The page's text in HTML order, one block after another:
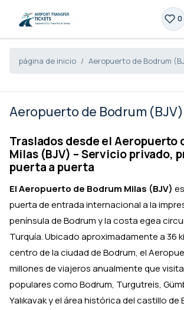
0
página de inicio Aeropuerto de Bodrum
Aeropuerto de Bodrum (BJV)
Traslados desde el Aeropuerto
Milas (BJV) – Servicio privado,
puerta a puerta
El Aeropuerto de Bodrum Milas (BJV)
puerta de entrada internacional a la
península de Bodrum y la costa egea
Turquía. Ubicado aproximadamente a 36
centro de la ciudad de Bodrum, el
millones de viajeros anualmente que
populares como Bodrum, Turgutreis,
Yalıkavak y el área histórica del castillo de